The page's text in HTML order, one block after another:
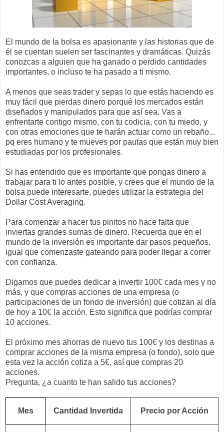
El mundo de la bolsa es apasionante y las historias que de
él se cuentan suelen ser fascinantes y dramáticas. Quizás
conozcas a alguien que ha ganado o perdido cantidades
importantes, o incluso te ha pasado a ti mismo.
A menos que seas trader y sepas lo que estás haciendo es
muy fácil que pierdas dinero porqué los mercados están
diseñados y manipulados para que así sea. Vas a
enfrentarte contigo mismo, con tu codicia, con tu miedo, y
con otras emociones que te harán actuar como un rebaño...
pq eres humano y te mueves por pautas que están muy bien
estudiadas por los profesionales.
Si has entendido que es importante que pongas dinero a
trabajar para ti lo antes posible, y crees que el mundo de la
bolsa puede interesarte, puedes utilizar la estrategia del
Dollar Cost Averaging.
Para comenzar a hacer tus pinitos no hace falta que
inviertas grandes sumas de dinero. Recuerda que en el
mundo de la inversión es importante dar pasos pequeños,
igual que comenzaste gateando para poder llegar a correr
con confianza.
Digamos que puedes dedicar a invertir 100€ cada mes y no
más, y que compras acciones de una empresa (o
participaciones de un fondo de inversión) que cotizan al día
de hoy a 10€ la acción. Esto significa que podrías comprar
10 acciones.
El próximo mes ahorras de nuevo tus 100€ y los destinas a
comprar acciones de la misma empresa (o fondo), solo que
esta vez la acción cotiza a 5€, así que compras 20
acciones.
Pregunta, ¿a cuanto te han salido tus acciones?
Mes Cantidad Invertida Precio por Acción